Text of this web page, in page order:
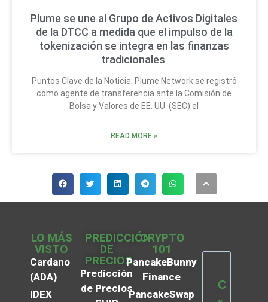
Plume se une al Grupo de Activos Digitales
de la DTCC a medida que el impulso de la
tokenización se integra en las finanzas
tradicionales
Puntos Clave de la Noticia: Plume Network se registró
como agente de transferencia ante la Comisión de
Bolsa y Valores de EE. UU. (SEC) el
READ MORE »
LO MÁS
VISTO
Cardano
(ADA)
IDEX
PREDICCIÓN
DE
PRECIOS
Predicción
de Precios
CRYPTO
101
PancakeBunny
Finance
PancakeSwap
C